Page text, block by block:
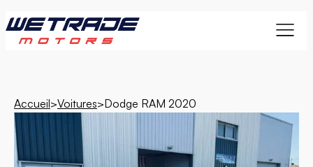
Accueil>Voitures>Dodge RAM 2020